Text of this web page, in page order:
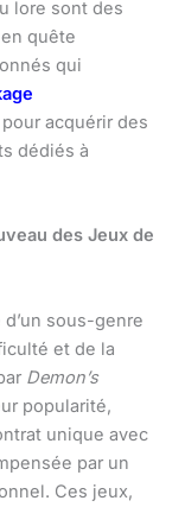
lore sont des
quête
qui
acquérir des
dédiés à
des Jeux de
sous-genre
et de la
Demon’s
popularité,
unique avec
par un
Ces jeux,